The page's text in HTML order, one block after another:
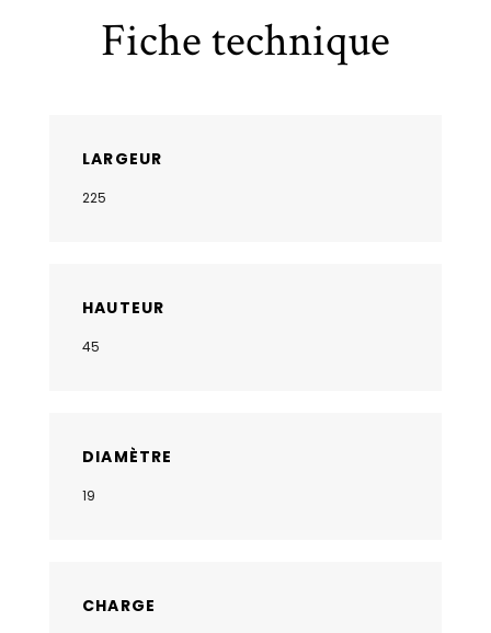
Fiche technique
LARGEUR
225
HAUTEUR
45
DIAMÈTRE
19
CHARGE